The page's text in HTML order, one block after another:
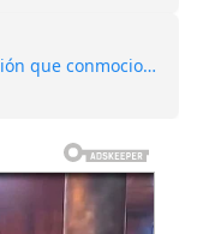
Nana Sakuma: la desaparición que conmocionó Japón y sigue sin explicación